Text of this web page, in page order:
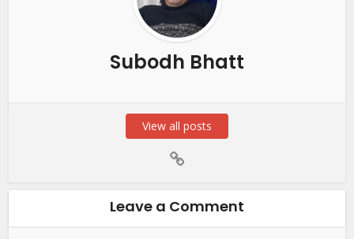
Subodh Bhatt
View all posts
Leave a Comment